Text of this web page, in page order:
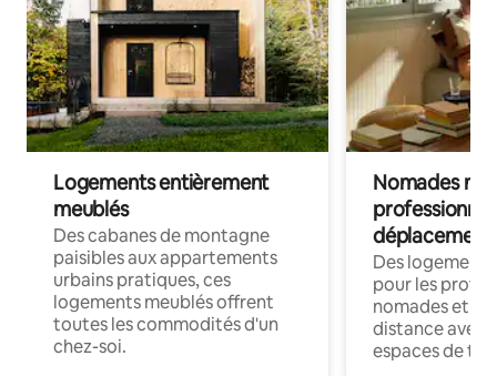
Logements entièrement
meublés
Des cabanes de montagne
paisibles aux appartements
urbains pratiques, ces
logements meublés offrent
toutes les commodités d'un
chez-soi.
Nomades
déplacement
Des
pour les
nomades et
distance avec
espaces de